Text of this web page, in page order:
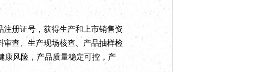
册证号，获得生产和上市销售资
审查、生产现场核查、产品抽样检
康风险，产品质量稳定可控，产